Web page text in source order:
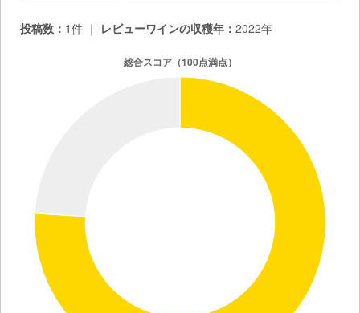
投稿数： 1件 ｜ レビューワインの収穫年： 2022年